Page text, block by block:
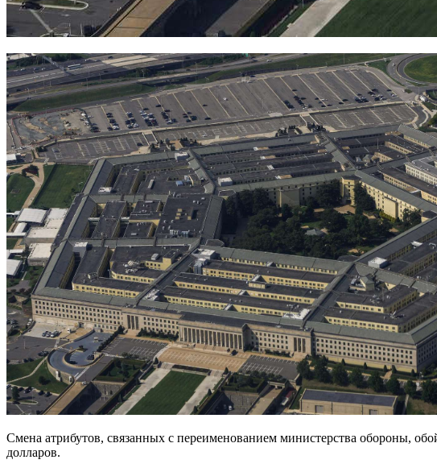
Смена атрибутов, связанных с переименованием министерства обороны,
долларов.